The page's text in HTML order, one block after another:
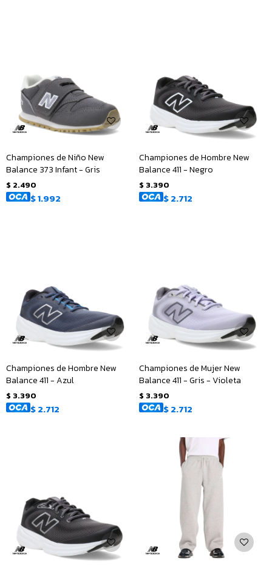
Championes de Niño New
Balance 373 Infant - Gris
$ 2.490
$1.992
Championes de Hombre New
Balance 411 - Negro
$ 3.390
$2.712
Championes de Hombre New
Balance 411 - Azul
$ 3.390
$2.712
Championes de Mujer New
Balance 411 - Gris - Violeta
$ 3.390
$2.712